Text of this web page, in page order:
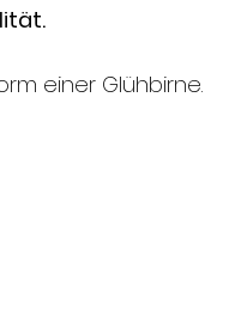
einer Glühbirne.